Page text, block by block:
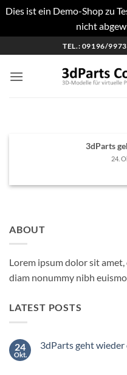
Dies ist ein Demo-Shop zu
nicht
Inhalt
springen
TEL.: 09196/
3dParts
24.
ABOUT
Lorem ipsum dolor sit
diam nonummy nibh
LATEST POSTS
24
Okt.
3dParts geht